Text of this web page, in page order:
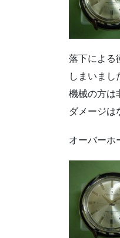
落下による
しまいまし
機械の方は
ダメージは
オーバーホ